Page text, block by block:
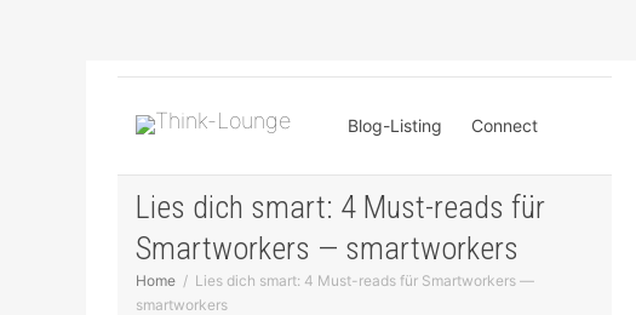
Blog-Listing Connect
Login
Lies dich smart: 4 Must-reads für
Smartworkers — smartworkers
Home
Lies dich smart: 4 Must-reads für Smartworkers —
smartworkers